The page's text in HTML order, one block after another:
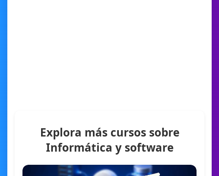
Explora más cursos sobre
Informática y software